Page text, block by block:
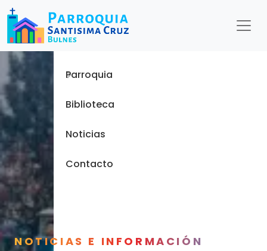
NOTICIAS E INFORMACIÓN
Menu
Inicio
Parroquia
Biblioteca
Noticias
Contacto